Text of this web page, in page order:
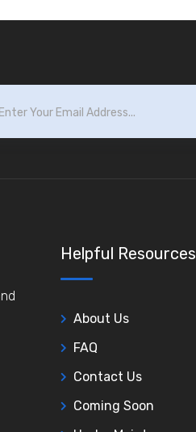
Helpful Resources
About Us
FAQ
Contact Us
Coming Soon